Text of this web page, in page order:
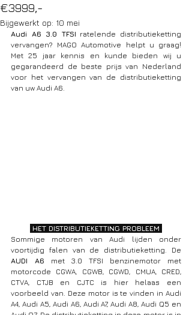
€3999,-
Bijgewerkt op: 10 mei
Audi A6 3.0 TFSI ratelende distributieketting
vervangen? MAGO Automotive helpt u graag!
Met 25 jaar kennis en kunde bieden wij u
gegarandeerd de beste prijs van Nederland
voor het vervangen van de distributieketting
van uw Audi A6.
HET DISTRIBUTIEKETTING PROBLEEM
Sommige motoren van Audi lijden onder
AUDI A6 met 3.0 TFSI benzinemotor met
motorcode CGWA, CGWB, CGWD, CMUA, CRED,
CTVA, CTJB en CJTC is hier helaas een
voorbeeld van. Deze motor is te vinden in Audi
A4, Audi A5, Audi A6, Audi A7, Audi A8, Audi Q5 en